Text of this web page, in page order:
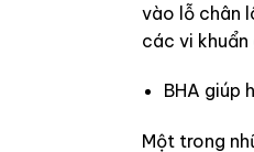
vào lỗ chân
các vi
BHA giúp
Một trong